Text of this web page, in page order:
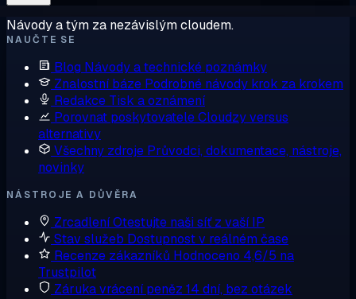
Návody a tým za nezávislým cloudem.
NAUČTE SE
Blog Návody a technické poznámky
Znalostní báze Podrobné návody krok za krokem
Redakce Tisk a oznámení
Porovnat poskytovateleCloudzy versus
alternativy
Všechny zdroje Průvodci, dokumentace, nástroje,
novinky
NÁSTROJE A DŮVĚRA
ZrcadleníOtestujte naši síť z vaší IP
Stav služeb Dostupnost v reálném čase
Recenze zákazníků Hodnoceno 4,6/5 na
Trustpilot
Záruka vrácení peněz 14 dní, bez otázek